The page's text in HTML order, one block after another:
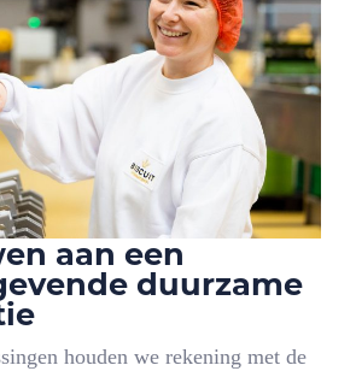
aan een
duurzame
houden we rekening met de